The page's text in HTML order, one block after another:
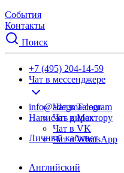
События
Контакты
Поиск
+7 (495) 204-14-59
Чат в мессенджере
Чат в Telegram
Чат в Max
Чат в VK
Чат в WhatsApp
info@adegma.com
Написать директору
Личный кабинет
Английский